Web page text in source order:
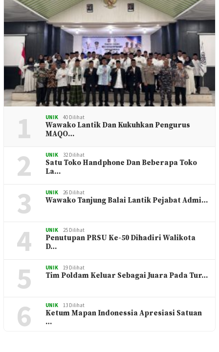
1 UNIK 40 Dilihat
Wawako Lantik Dan Kukuhkan Pengurus
MAQO…
2 UNIK 32 Dilihat
Satu Toko Handphone Dan Beberapa Toko
La…
3 UNIK 26 Dilihat
Wawako Tanjung Balai Lantik Pejabat Admi…
4 UNIK 25 Dilihat
Penutupan PRSU Ke-50 Dihadiri Walikota
D…
5 UNIK 19 Dilihat
Tim Poldam Keluar Sebagai Juara Pada Tur…
6 UNIK 13 Dilihat
Ketum Mapan Indonessia Apresiasi Satuan
…